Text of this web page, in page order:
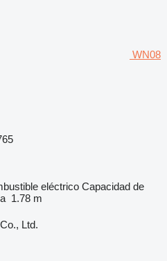
WN08
eléctrico Capacidad de
1.78 m
Ltd.